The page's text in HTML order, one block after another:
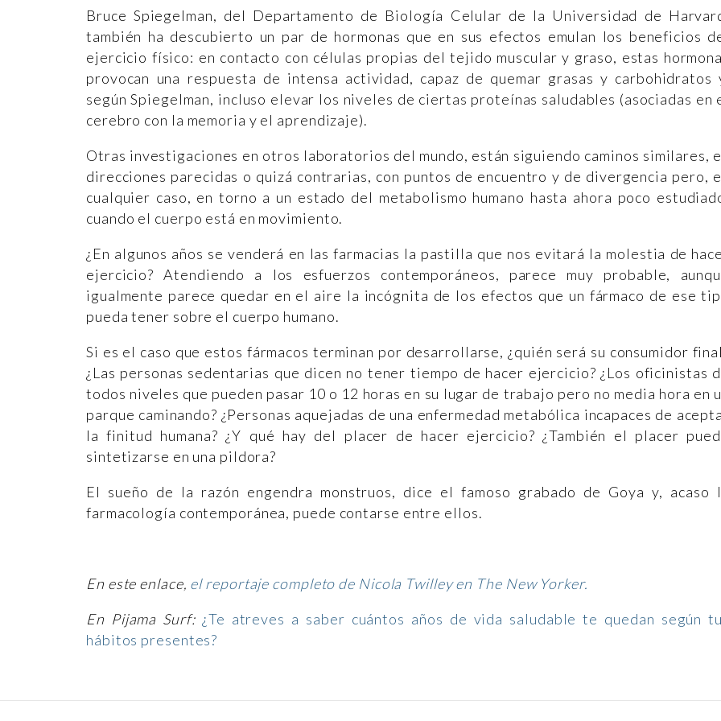
Bruce Spiegelman, del Departamento de Biología Celular de la Universidad de
también ha descubierto un par de hormonas que en sus efectos emulan los beneficios
ejercicio físico: en contacto con células propias del tejido muscular y graso, estas
provocan una respuesta de intensa actividad, capaz de quemar grasas y carbohidratos
según Spiegelman, incluso elevar los niveles de ciertas proteínas saludables (asociadas en
cerebro con la memoria y el aprendizaje).
Otras investigaciones en otros laboratorios del mundo, están siguiendo caminos similares,
direcciones parecidas o quizá contrarias, con puntos de encuentro y de divergencia pero,
cualquier caso, en torno a un estado del metabolismo humano hasta ahora poco
cuando el cuerpo está en movimiento.
¿En algunos años se venderá en las farmacias la pastilla que nos evitará la molestia de
ejercicio? Atendiendo a los esfuerzos contemporáneos, parece muy probable,
igualmente parece quedar en el aire la incógnita de los efectos que un fármaco de ese
pueda tener sobre el cuerpo humano.
Si es el caso que estos fármacos terminan por desarrollarse, ¿quién será su consumidor
¿Las personas sedentarias que dicen no tener tiempo de hacer ejercicio? ¿Los oficinistas
todos niveles que pueden pasar 10 o 12 horas en su lugar de trabajo pero no media hora en
parque caminando? ¿Personas aquejadas de una enfermedad metabólica incapaces de
la finitud humana? ¿Y qué hay del placer de hacer ejercicio? ¿También el placer
sintetizarse en una pildora?
El sueño de la razón engendra monstruos, dice el famoso grabado de Goya y, acaso
farmacología contemporánea, puede contarse entre ellos.
En este enlace, el reportaje completo de Nicola Twilley en The New Yorker.
En Pijama Surf: ¿Te atreves a saber cuántos años de vida saludable te quedan según
hábitos presentes?